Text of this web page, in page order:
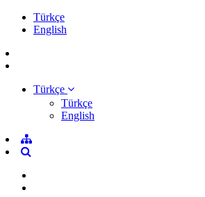
Türkçe
English
Türkçe
Türkçe
English